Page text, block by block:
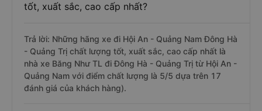
tốt, xuất sắc, cao cấp nhất?
Trả lời: Những hãng xe đi Hội An - Quảng Nam Đông Hà
- Quảng Trị chất lượng tốt, xuất sắc, cao cấp nhất là
nhà xe Băng Như TL đi Đông Hà - Quảng Trị từ Hội An -
Quảng Nam với điểm chất lượng là 5/5 dựa trên 17
đánh giá của khách hàng).